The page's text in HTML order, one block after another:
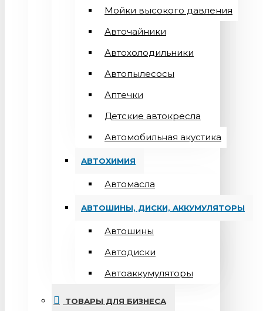
Мойки высокого давления
Авточайники
Автохолодильники
Автопылесосы
Аптечки
Детские автокресла
Автомобильная акустика
АВТОХИМИЯ
Автомасла
АВТОШИНЫ, ДИСКИ, АККУМУЛЯТОРЫ
Автошины
Автодиски
Автоаккумуляторы
ТОВАРЫ ДЛЯ БИЗНЕСА